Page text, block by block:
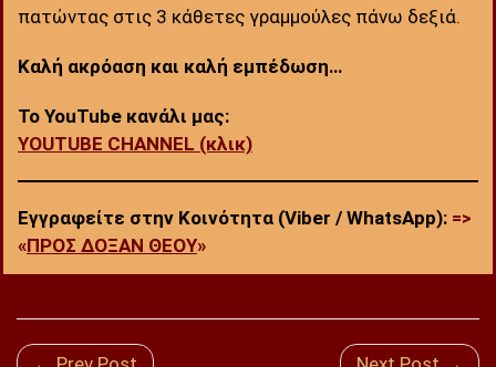
πατώντας στις 3 κάθετες γραμμούλες πάνω δεξιά.
Καλή ακρόαση και καλή εμπέδωση…
Το YouTube κανάλι μας:
YOUTUBE CHANNEL (κλικ)
Εγγραφείτε στην Κοινότητα (Viber / WhatsApp): =>
«ΠΡΟΣ ΔΟΞΑΝ ΘΕΟΥ»